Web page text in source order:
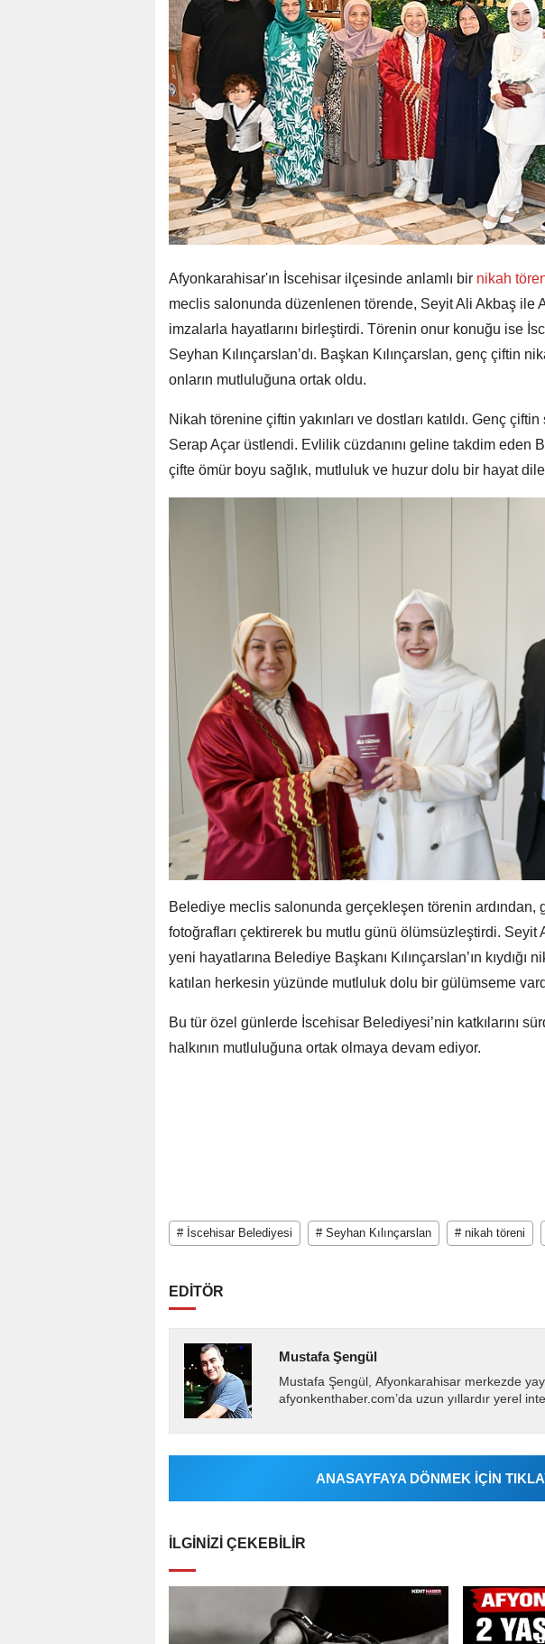
Afyonkarahisar'ın İscehisar ilçesinde anlamlı bir nikah
meclis salonunda düzenlenen törende, Seyit Ali Akbaş ile
imzalarla hayatlarını birleştirdi. Törenin onur konuğu ise
Seyhan Kılınçarslan’dı. Başkan Kılınçarslan, genç çiftin
onların mutluluğuna ortak oldu.
Nikah törenine çiftin yakınları ve dostları katıldı. Genç
Serap Açar üstlendi. Evlilik cüzdanını geline takdim eden
çifte ömür boyu sağlık, mutluluk ve huzur dolu bir hayat
Belediye meclis salonunda gerçekleşen törenin ardından,
fotoğrafları çektirerek bu mutlu günü ölümsüzleştirdi. Seyit
yeni hayatlarına Belediye Başkanı Kılınçarslan’ın kıydığı
katılan herkesin yüzünde mutluluk dolu bir gülümseme
Bu tür özel günlerde İscehisar Belediyesi’nin katkılarını
halkının mutluluğuna ortak olmaya devam ediyor.
# İscehisar Belediyesi # Seyhan Kılınçarslan # nikah töreni
EDİTÖR
Mustafa Şengül
Mustafa Şengül, Afyonkarahisar merkezde
afyonkenthaber.com’da uzun yıllardır yerel
ANASAYFAYA DÖNMEK İÇİN
İLGINIZI ÇEKEBILIR